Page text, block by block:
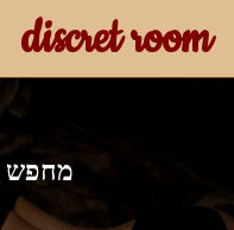
discret room
מחפש